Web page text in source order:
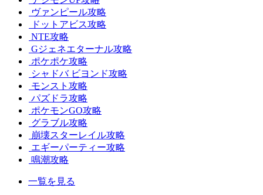
ヴァンピール攻略
ドットアビス攻略
NTE攻略
Gジェネエターナル攻略
ポケポケ攻略
シャドバ ビヨンド攻略
モンスト攻略
パズドラ攻略
ポケモンGO攻略
グラブル攻略
崩壊スターレイル攻略
エギーパーティー攻略
鳴潮攻略
一覧を見る